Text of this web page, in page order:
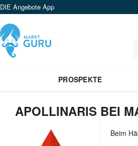
DIE Angebote App
PROSPEKTE
APOLLINARIS BEI
Beim